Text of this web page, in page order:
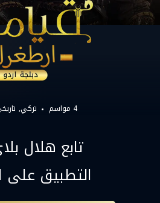
4 مواسم تركي
تابع هلال
التطبيق على